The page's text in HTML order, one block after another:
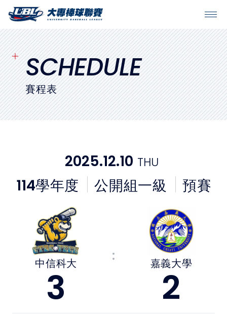
SITEMAP
首頁
球隊戰績
賽程表
比賽場地
最新消息
媒體文章
下載專區
聯絡我們
SCHEDULE
賽程表
2025.12.10 THU
114學年度 公開組一級 預賽
中信科大
3
: 嘉義大學
2